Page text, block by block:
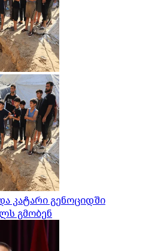
კატარი გენოციდში
გმობენ